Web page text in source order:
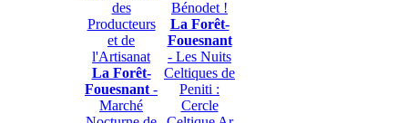
des
Producteurs
et de
l'Artisanat
La Forêt-
Fouesnant -
Marché
Bénodet !
La Forêt-
Fouesnant
- Les Nuits
Celtiques de
Peniti :
Cercle